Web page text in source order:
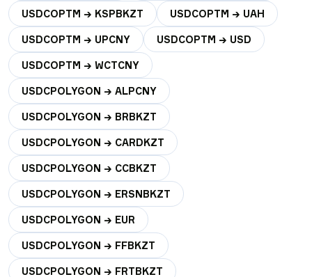
USDCOPTM → KSPBKZT USDCOPTM → UAH
USDCOPTM → UPCNY USDCOPTM → USD
USDCOPTM → WCTCNY
USDCPOLYGON → ALPCNY
USDCPOLYGON → BRBKZT
USDCPOLYGON → CARDKZT
USDCPOLYGON → CCBKZT
USDCPOLYGON → ERSNBKZT
USDCPOLYGON → EUR
USDCPOLYGON → FFBKZT
USDCPOLYGON → FRTBKZT